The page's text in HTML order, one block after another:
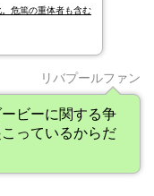
危篤の重体者も含む
リバプールファン
ビーに関する争
っているからだ